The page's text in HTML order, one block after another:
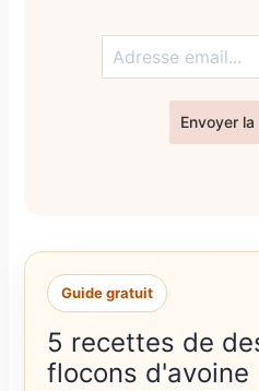
Envoyer
Guide gratuit
5 recettes de
flocons d'avoine